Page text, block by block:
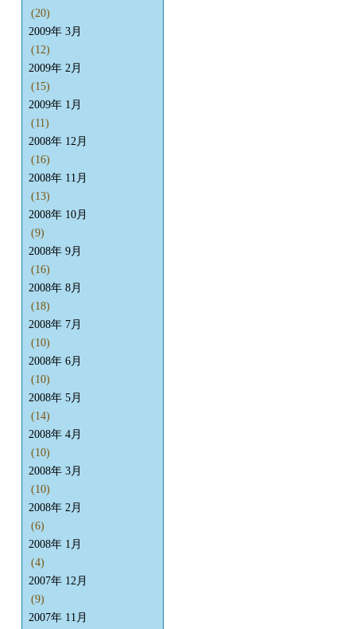
(20)
2009年 3月
(12)
2009年 2月
(15)
2009年 1月
(11)
2008年 12月
(16)
2008年 11月
(13)
2008年 10月
(9)
2008年 9月
(16)
2008年 8月
(18)
2008年 7月
(10)
2008年 6月
(10)
2008年 5月
(14)
2008年 4月
(10)
2008年 3月
(10)
2008年 2月
(6)
2008年 1月
(4)
2007年 12月
(9)
2007年 11月